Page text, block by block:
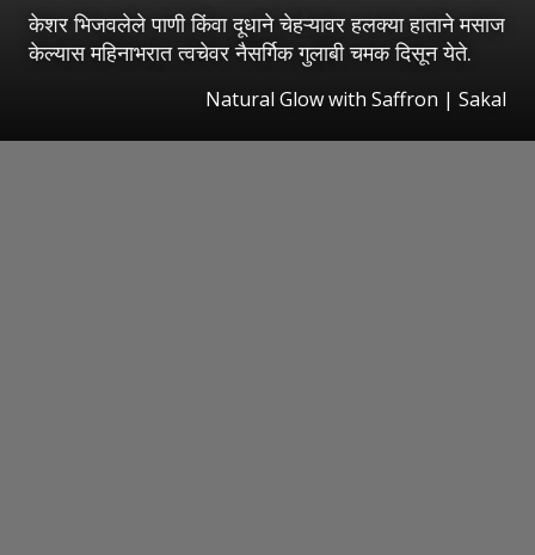
केशर भिजवलेले पाणी किंवा दूधाने चेहऱ्यावर हलक्या हाताने मसाज
केल्यास महिनाभरात त्वचेवर नैसर्गिक गुलाबी चमक दिसून येते.
Natural Glow with Saffron | Sakal